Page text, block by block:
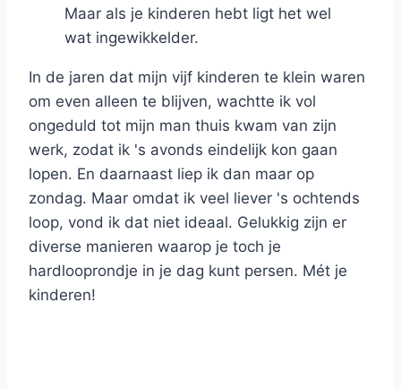
Maar als je kinderen hebt ligt het wel
wat ingewikkelder.
In de jaren dat mijn vijf kinderen te klein waren
om even alleen te blijven, wachtte ik vol
ongeduld tot mijn man thuis kwam van zijn
werk, zodat ik 's avonds eindelijk kon gaan
lopen. En daarnaast liep ik dan maar op
zondag. Maar omdat ik veel liever 's ochtends
loop, vond ik dat niet ideaal. Gelukkig zijn er
diverse manieren waarop je toch je
hardlooprondje in je dag kunt persen. Mét je
kinderen!